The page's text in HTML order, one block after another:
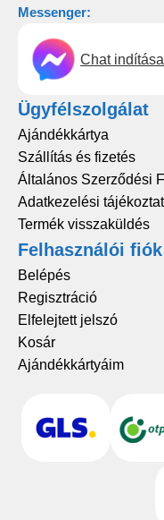
Messenger:
Chat indítása
Ügyfélszolgálat
Ajándékkártya
Szállítás és fizetés
Általános Szerződési
Adatkezelési
Termék visszaküldés
Felhasználói fiók
Belépés
Regisztráció
Elfelejtett jelszó
Kosár
Ajándékkártyáim